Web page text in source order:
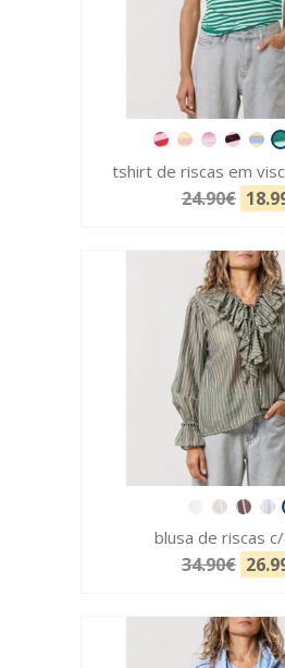
tshirt de riscas em
24.90€
blusa de riscas
34.90€